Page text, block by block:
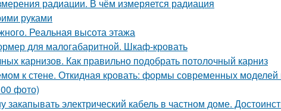
радиации. В чём измеряется радиация
руками
Реальная высота этажа
для малогабаритной. Шкаф-кровать
карнизов. Как правильно подобрать потолочный карниз
к стене. Откидная кровать: формы современных
фото)
закапывать электрический кабель в частном доме.